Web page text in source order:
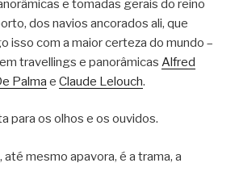
e tomadas gerais do reino
dos navios ancorados ali, que
isso com a maior certeza do mundo –
travellings e panorâmicas Alfred
Palma e Claude Lelouch.
para os olhos e os ouvidos.
até mesmo apavora, é a trama, a